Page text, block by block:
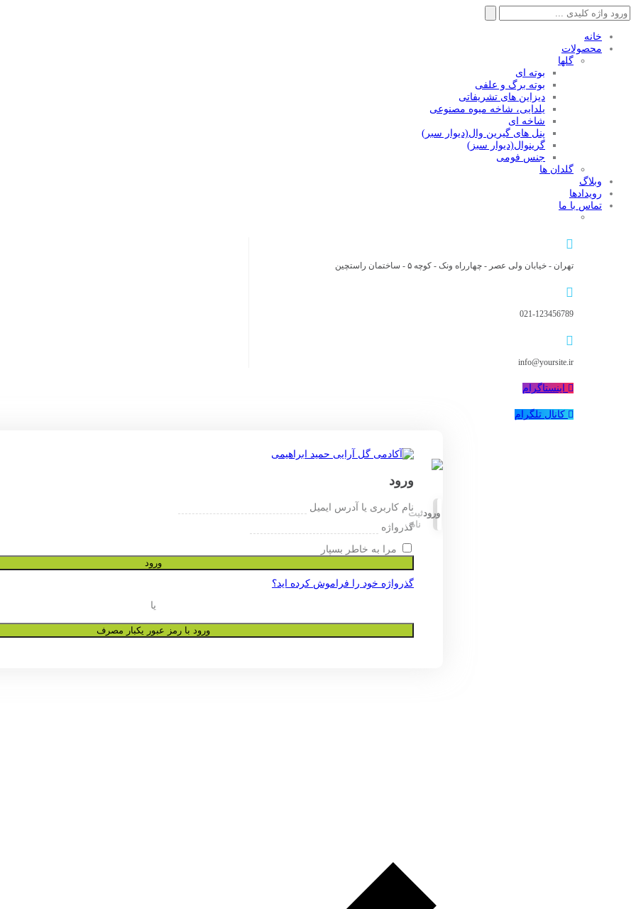
جستجو
برای:
خانه
محصولات
گلها
بوته ای
بوته برگ و علفی
دیزاین های تشریفاتی
یلدایی، شاخه میوه مصنوعی
شاخه ای
پنل های گیرین وال(دیوار سبر)
گرینوال(دیوار سبز)
جنس فومی
گلدان ها
وبلاگ
رویدادها
تماس با ما
تهران - خیابان ولی عصر - چهارراه ونک - کوچه ۵ - ساختمان راستچین
021-123456789
info@yoursite.ir
اینستاگرام
کانال تلگرام
ورودثبت
نام
ورود
نام کاربری یا آدرس ایمیل
گذرواژه
مرا به خاطر بسپار
ورود
گذرواژه خود را فراموش کرده اید؟
یا
ورود با رمز عبور یکبار مصرف